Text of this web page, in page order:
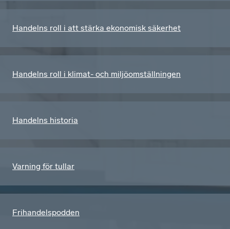
Handelns roll i att stärka ekonomisk säkerhet
Handelns roll i klimat- och miljö­omställningen
Handelns historia
Varning för tullar
Frihandelspodden